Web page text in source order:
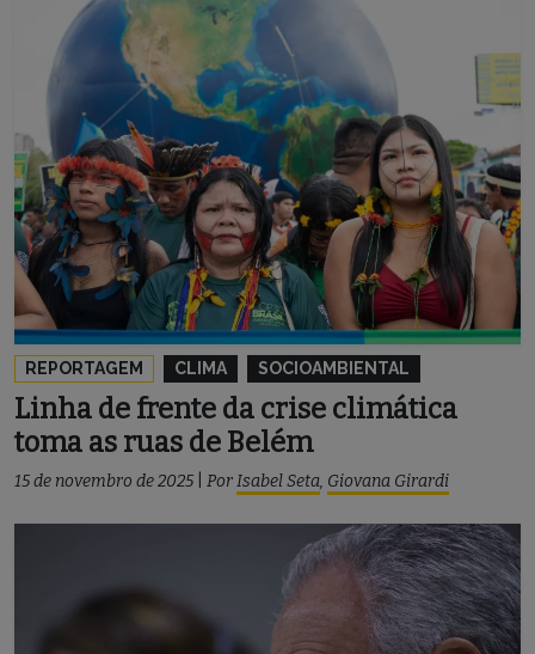
REPORTAGEM CLIMA SOCIOAMBIENTAL
Linha de frente da crise climática
toma as ruas de Belém
15 de novembro de 2025 PorIsabel Seta, Giovana Girardi